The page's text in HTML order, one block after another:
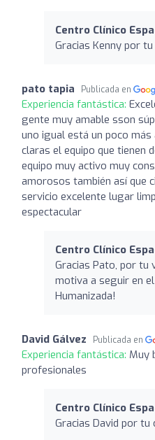
Centro Clínico
Gracias Kenny por
pato tapia Publicada en
Experiencia fantástica:
gente muy amable sson
uno igual está un poco
claras el equipo que tienen
equipo muy activo muy
amorosos también así que
servicio excelente lugar
espectacular
Centro Clínico
Gracias Pato, por tu
motiva a seguir en
Humanizada!
David Gálvez Publicada en
Experiencia fantástica: Muy
profesionales
Centro Clínico
Gracias David por tu